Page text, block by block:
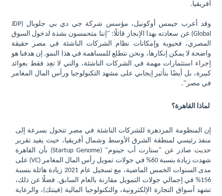
أفريقيا.
وقد أعرب جيمس أوكونيل، مؤسس شركة جي دي بي جلوبال (JDP
Global) عن سعادته بهذا الإنجاز قائلًا: "إننا متحمسون بشدة لدخول السوق
المصري، فحيوية وإمكانات نظام الشركات الناشئة في مصر حقيقة
واضحة لا يمكن إنكارها، ونحن نتطلع للمساهمة في هذا النمو. إن هدفنا هو
إجراء استثمارات مهمة في الشركات الناشئة، والتي لا تعِد فقط بعوائد
كبيرة، بل أيضًا بتأثير إيجابي على مشهد التكنولوجيا ورأس المال المغامر
في مصر".
لماذا القاهرة؟
إن المنظومة المزدهرة للشركات الناشئة في مصر تتحول بسرعة إلى
منفذ رئيسي لمنطقة الشرق الأوسط وشمال أفريقيا، حيث يفيد تقرير
حديث صادر عن "ستارت أب جينوم" (Startup Genome) بأن القاهرة
شهدت زيادة بنسبة 60% في جولات تمويل رأس المال المغامر (
VC) على
مدى السنوات الخمس الماضية، مع تسجيل عام 2021 زيادة هائلة بنسبة
156% في إجمالي جولات التمويل مقارنة بالعام السابق. فضلًا عن ذلك،
تشهد أسواق التجارة الإلكترونية، والتكنولوجيا المالية (فينتك)، والرعاية